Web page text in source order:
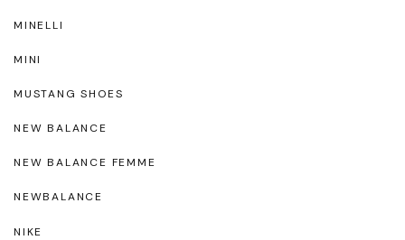
MINELLI
MINI
MUSTANG SHOES
NEW BALANCE
NEW BALANCE FEMME
NEWBALANCE
NIKE